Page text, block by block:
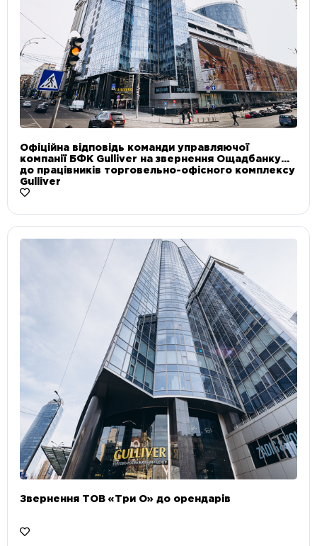
Офіційна відповідь команди управляючої
компанії БФК Gulliver на звернення Ощадбанку
до працівників торговельно-офісного комплексу
Gulliver
Звернення ТОВ «Три О» до орендарів